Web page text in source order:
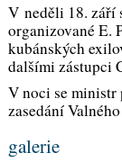
V neděli 18. září
organizované E.
kubánských
dalšími zástupci
V noci se ministr
zasedání
galerie